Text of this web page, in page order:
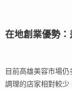
在地創業優勢：
目前高雄美容市場
調理的店家相對較